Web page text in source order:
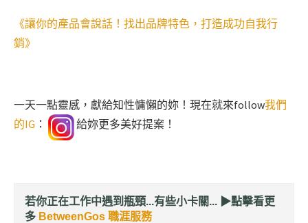
《讓你的產品會說話！找出品牌特色，打造成功自我行
銷》
一天一點靈感，獻給知性慵懶的妳！現在就來follow我們
的IG ： 給妳更多美好提案！
若你正在工作中遇到瓶頸...有些小卡關... ▶︎點擊看更
多 BetweenGos 職涯服務